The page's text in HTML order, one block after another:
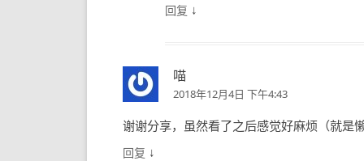
回复 ↓
喵
2018年12月4日 下午4:43
谢谢分享，虽然看了之后感觉好麻烦（就是懒
回复 ↓